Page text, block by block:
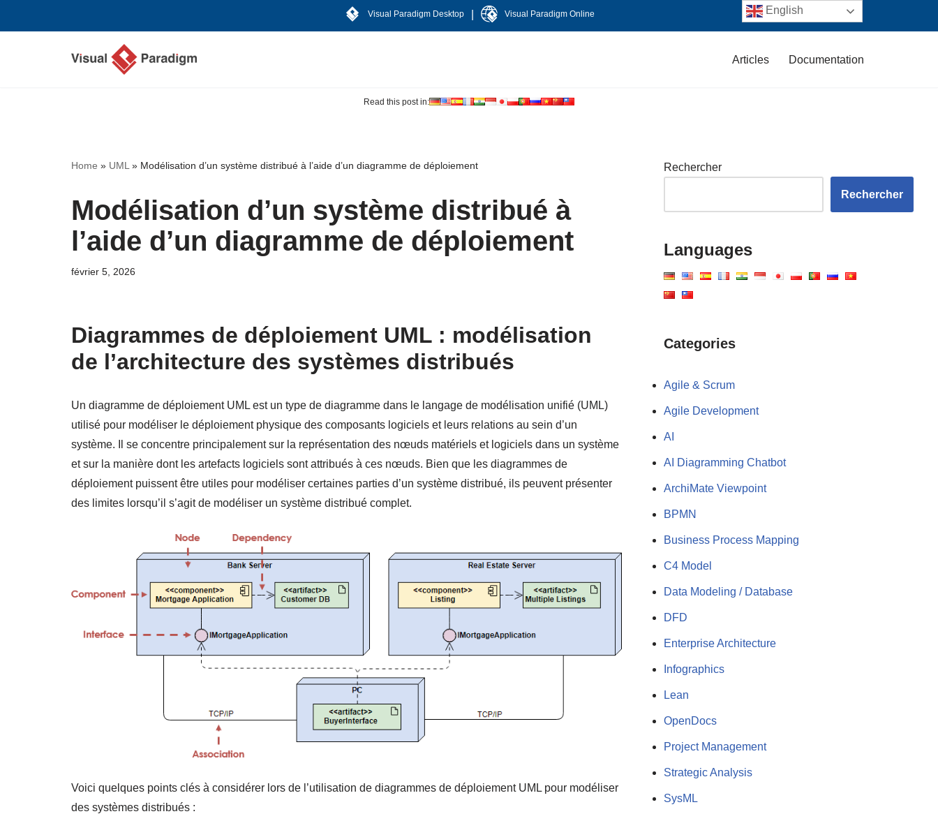
Visual Paradigm Desktop Visual Paradigm Online
Articles Documentation
Read this post in:
Home » UML » Modélisation d’un système distribué à l’aide d’un diagramme de déploiement
Modélisation d’un système distribué à
l’aide d’un diagramme de déploiement
février 5, 2026
Diagrammes de déploiement UML : modélisation
de l’architecture des systèmes distribués
Un diagramme de déploiement UML est un type de diagramme dans le langage de modélisation unifié (UML)
utilisé pour modéliser le déploiement physique des composants logiciels et leurs relations au sein d’un
système. Il se concentre principalement sur la représentation des nœuds matériels et logiciels dans un système
et sur la manière dont les artefacts logiciels sont attribués à ces nœuds. Bien que les diagrammes de
déploiement puissent être utiles pour modéliser certaines parties d’un système distribué, ils peuvent présenter
des limites lorsqu’il s’agit de modéliser un système distribué complet.
Voici quelques points clés à considérer lors de l’utilisation de diagrammes de déploiement UML pour modéliser
des systèmes distribués :
Rechercher
Rechercher
Languages
Categories
Agile & Scrum
Agile Development
AI
AI Diagramming Chatbot
ArchiMate Viewpoint
BPMN
Business Process Mapping
C4 Model
Data Modeling / Database
DFD
Enterprise Architecture
Infographics
Lean
OpenDocs
Project Management
Strategic Analysis
SysML
English